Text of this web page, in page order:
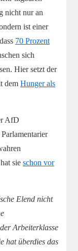
nicht nur an
ist einer
70 Prozent
sich
Hier setzt der
dem Hunger als
AfD
sie schon vor
Elend nicht
Arbeiterklasse
hat überdies das